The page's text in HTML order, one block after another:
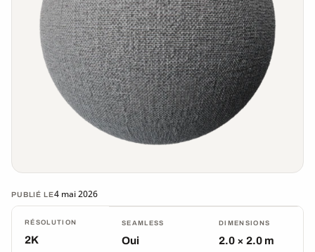
PUBLIÉ LE4 mai 2026
RÉSOLUTION
2K
SEAMLESS
Oui
DIMENSIONS
2.0 × 2.0 m